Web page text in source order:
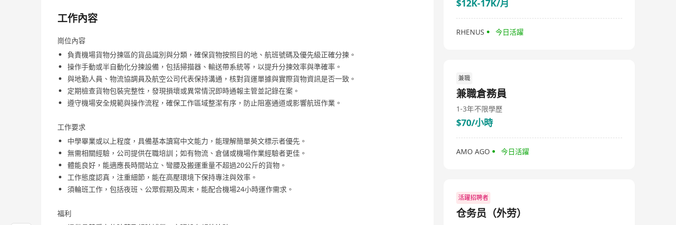
工作內容
崗位內容
負責機場貨物分揀區的貨品識別與分類，確保貨物按照目的地、航班號碼及優先級正確分揀。
操作手動或半自動化分揀設備，包括掃描器、輸送帶系統等，以提升分揀效率與準確率。
與地勤人員、物流協調員及航空公司代表保持溝通，核對貨運單據與實際貨物資訊是否一致。
定期檢查貨物包裝完整性，發現損壞或異常情況即時通報主管並記錄在案。
遵守機場安全規範與操作流程，確保工作區域整潔有序，防止阻塞通道或影響航班作業。
工作要求
中學畢業或以上程度，具備基本讀寫中文能力，能理解簡單英文標示者優先。
無需相關經驗，公司提供在職培訓；如有物流、倉儲或機場作業經驗者更佳。
體能良好，能適應長時間站立、彎腰及搬運重量不超過20公斤的貨物。
工作態度認真，注重細節，能在高壓環境下保持專注與效率。
須輪班工作，包括夜班、公眾假期及周末，能配合機場24小時運作需求。
福利
$12K-17K/月
RHENUS 今日活躍
兼職
兼職倉務員
1-3年不限學歷
$70/小時
AMO AGO 今日活躍
活躍招聘者
仓务员（外劳）